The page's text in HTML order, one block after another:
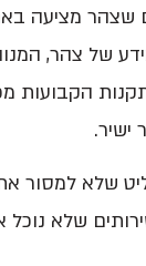
מציעה באתר,
של צהר, המנוהל
הקבועות
שלא למסור את
שלא נוכל או